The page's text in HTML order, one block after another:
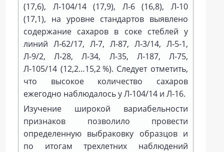
(17,6), Л‑104/14 (17,9), Л‑6 (16,8), Л‑10
(17,1), на уровне стандартов выявлено
содержание сахаров в соке стеблей у
линий Л‑62/17, Л‑7, Л‑87, Л‑3/14, Л‑5-1,
Л‑9/2, Л‑28, Л‑34, Л‑35, Л‑187, Л‑75,
Л‑105/14 (12,2…15,2 %). Следует отметить,
что высокое количество сахаров
ежегодно наблюдалось у Л‑104/14 и Л‑16.
Изучение широкой вариабельности
признаков позволило провести
определенную выбраковку образцов и
по итогам трехлетних наблюдений